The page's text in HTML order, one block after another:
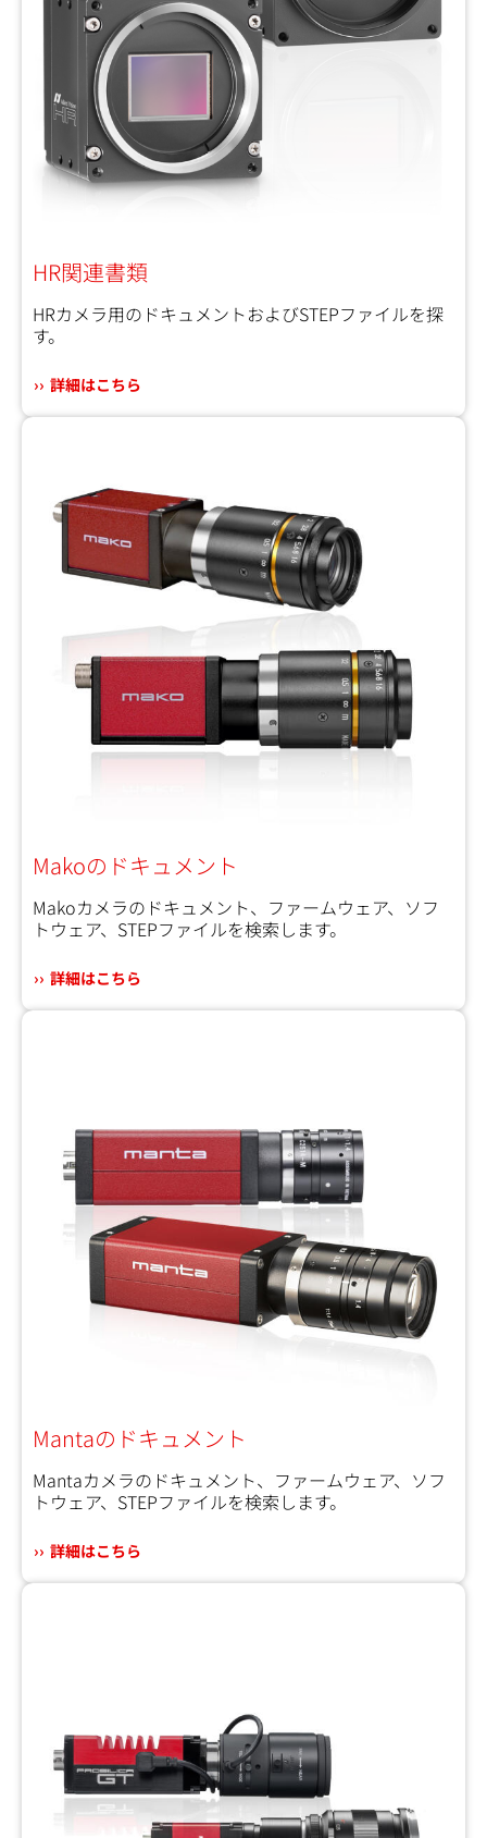
HR関連書類
HRカメラ用のドキュメントおよびSTEPファイルを探
す。
詳細はこちら
Makoのドキュメント
Makoカメラのドキュメント、ファームウェア、ソフ
トウェア、STEPファイルを検索します。
詳細はこちら
Mantaのドキュメント
Mantaカメラのドキュメント、ファームウェア、ソフ
トウェア、STEPファイルを検索します。
詳細はこちら